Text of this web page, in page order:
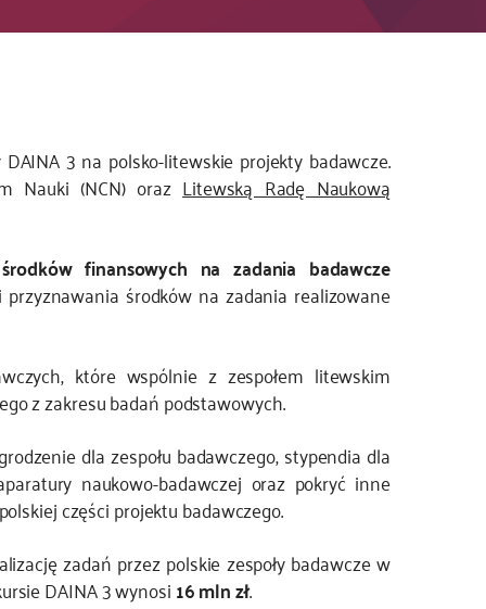
3 na polsko-litewskie projekty badawcze.
Nauki (NCN) oraz Litewską Radę Naukową
finansowych na zadania badawcze
przyznawania środków na zadania realizowane
które wspólnie z zespołem litewskim
z zakresu badań podstawowych.
dla zespołu badawczego, stypendia dla
naukowo-badawczej oraz pokryć inne
części projektu badawczego.
zadań przez polskie zespoły badawcze w
DAINA 3 wynosi16 mln zł.